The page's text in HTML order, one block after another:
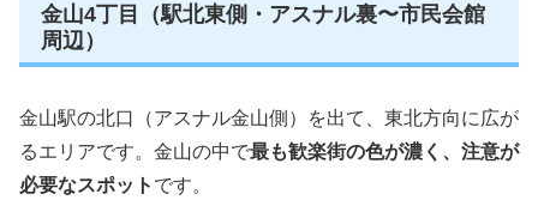
金山4丁目（駅北東側・アスナル裏〜市民会館
周辺）
金山駅の北口（アスナル金山側）を出て、東北方向に広が
るエリアです。金山の中で最も歓楽街の色が濃く、注意が
必要なスポット です。